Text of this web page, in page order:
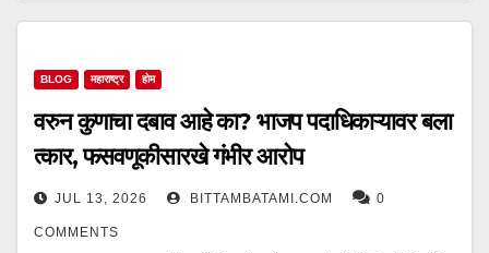
BLOG महाराष्ट्र होम
वरुन कुणाचा दबाव आहे का? भाजप पदाधिकाऱ्यावर बला
त्कार, फसवणूकीसारखे गंभीर आरोप
JUL 13, 2026 BITTAMBATAMI.COM 0
COMMENTS